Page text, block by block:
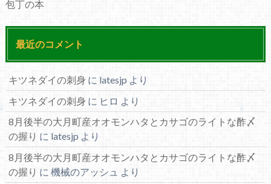
包丁の本
最近のコメント
キツネダイの刺身 に latesjpより
キツネダイの刺身 に ヒロ より
8月後半の大月町産オオモンハタとカサゴのライトな酢〆
の握り に latesjp より
8月後半の大月町産オオモンハタとカサゴのライトな酢〆
の握り に 機械のアッシュ より